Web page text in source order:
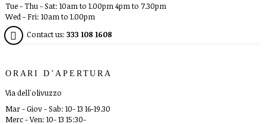
Tue - Thu - Sat: 10am to 1.00pm 4pm to 7.30pm
Wed - Fri: 10am to 1.00pm
Contact us: 333 108 1608
ORARI D’APERTURA
Via dell'olivuzzo
Mar - Giov - Sab: 10- 13 16-19.30
Merc - Ven: 10- 13 15:30-